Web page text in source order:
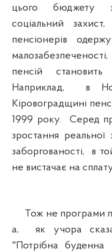
цього бюджету
соціальний
пенсіонерів
пенсій
Наприклад, в
Кіровоградщині
1999 року. Серед
зростання реальної
заборгованості, в
не вистачає на
Тож не програми
а, як учора
"Потрібна